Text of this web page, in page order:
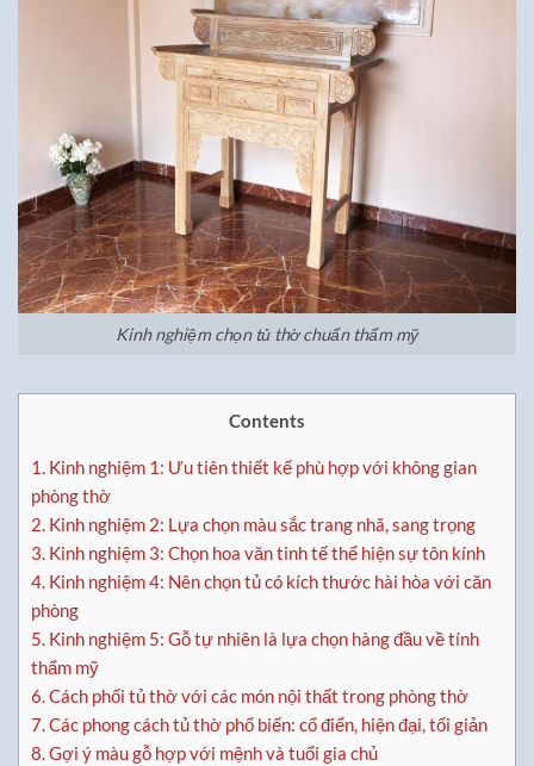
Kinh nghiệm chọn tủ thờ chuẩn thẩm mỹ
Contents
1. Kinh nghiệm 1: Ưu tiên thiết kế phù hợp với không gian
phòng thờ
2. Kinh nghiệm 2: Lựa chọn màu sắc trang nhã, sang trọng
3. Kinh nghiệm 3: Chọn hoa văn tinh tế thể hiện sự tôn kính
4. Kinh nghiệm 4: Nên chọn tủ có kích thước hài hòa với căn
phòng
5. Kinh nghiệm 5: Gỗ tự nhiên là lựa chọn hàng đầu về tính
thẩm mỹ
6.Cách phối tủ thờ với các món nội thất trong phòng thờ
7.Các phong cách tủ thờ phổ biến: cổ điển, hiện đại, tối giản
8.Gợi ý màu gỗ hợp với mệnh và tuổi gia chủ